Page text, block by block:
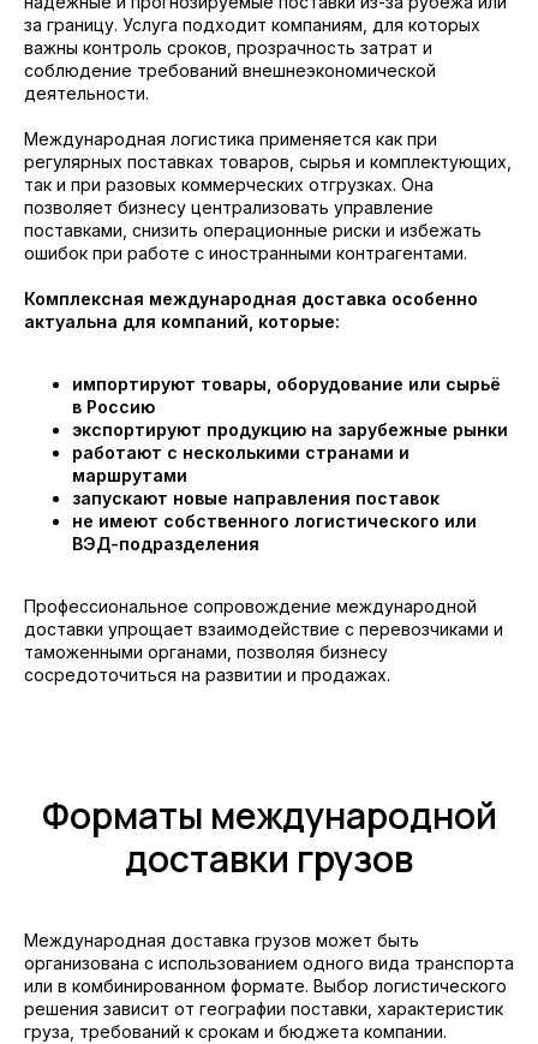
за границу. Услуга подходит компаниям, для которых
важны контроль сроков, прозрачность затрат и
соблюдение требований внешнеэкономической
деятельности.
Международная логистика применяется как при
регулярных поставках товаров, сырья и комплектующих,
так и при разовых коммерческих отгрузках. Она
позволяет бизнесу централизовать управление
поставками, снизить операционные риски и избежать
ошибок при работе с иностранными контрагентами.
Комплексная международная доставка особенно
актуальна для компаний, которые:
импортируют товары, оборудование или сырьё
в Россию
экспортируют продукцию на зарубежные рынки
работают с несколькими странами и
маршрутами
запускают новые направления поставок
не имеют собственного логистического или
ВЭД-подразделения
Профессиональное сопровождение международной
доставки упрощает взаимодействие с перевозчиками и
таможенными органами, позволяя бизнесу
сосредоточиться на развитии и продажах.
Форматы международной
доставки грузов
Международная доставка грузов может быть
организована с использованием одного вида транспорта
или в комбинированном формате. Выбор логистического
решения зависит от географии поставки, характеристик
груза, требований к срокам и бюджета компании.